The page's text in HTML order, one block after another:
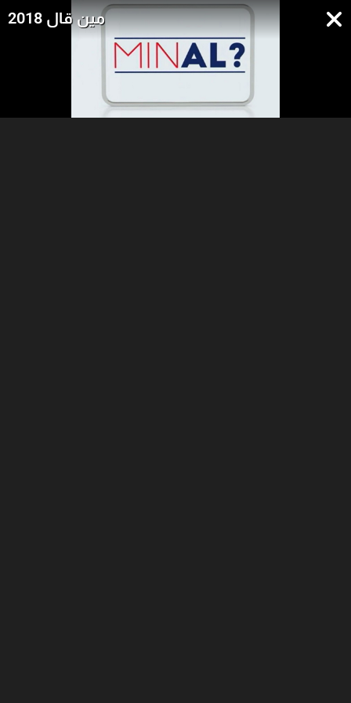
مين قال 2018